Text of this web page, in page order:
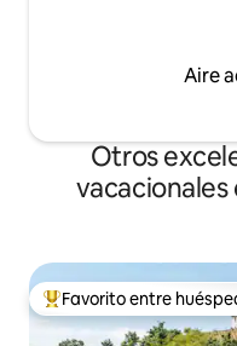
Aire
Otros
vacacionales
De los mejores en
Favorito entre